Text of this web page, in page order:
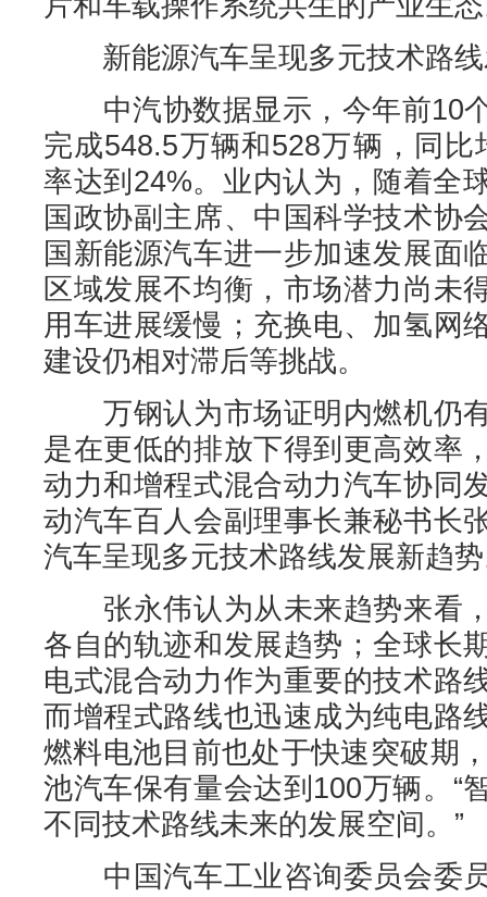
新能源汽车呈现多元技术路线
中汽协数据显示，今年前10
完成548.5万辆和528万辆，同
率达到24%。业内认为，随着全
国政协副主席、中国科学技术协
国新能源汽车进一步加速发展面
区域发展不均衡，市场潜力尚未
用车进展缓慢；充换电、加氢网
建设仍相对滞后等挑战。
万钢认为市场证明内燃机仍
是在更低的排放下得到更高效率
动力和增程式混合动力汽车协同
动汽车百人会副理事长兼秘书长
汽车呈现多元技术路线发展新趋
张永伟认为从未来趋势来看
各自的轨迹和发展趋势；全球长
电式混合动力作为重要的技术路
而增程式路线也迅速成为纯电路
燃料电池目前也处于快速突破期
池汽车保有量会达到100万辆。“
不同技术路线未来的发展空间。”
中国汽车工业咨询委员会委